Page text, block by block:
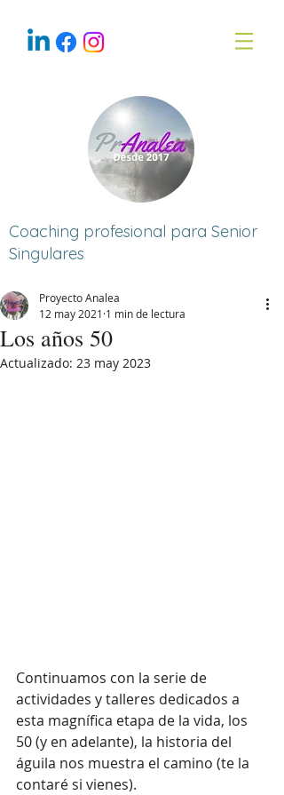
Coaching profesional para Senior
Singulares
Los años 50
Proyecto Analea
12 may 2021 1 min de lectura
Actualizado: 23 may 2023
Continuamos con la serie de
actividades y talleres dedicados a
esta magnífica etapa de la vida, los
50 (y en adelante), la historia del
águila nos muestra el camino (te la
contaré si vienes).